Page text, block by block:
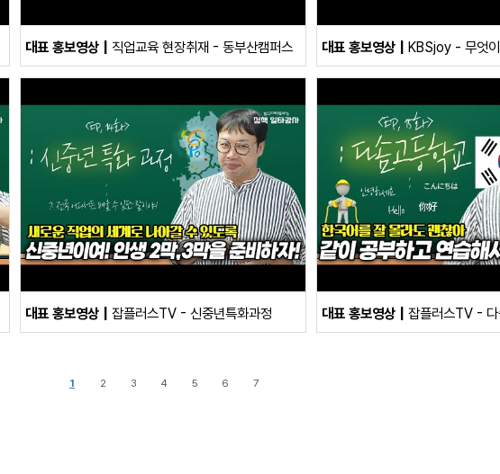
대표 홍보영상 직업교육 현장취재 - 동부산캠퍼스 대표 홍보영상 KBSjoy - 무엇이든 물
대표 홍보영상 잡플러스TV - 신중년특화과정 대표 홍보영상 잡플러스TV - 다
1 2 3 4 5 6 7